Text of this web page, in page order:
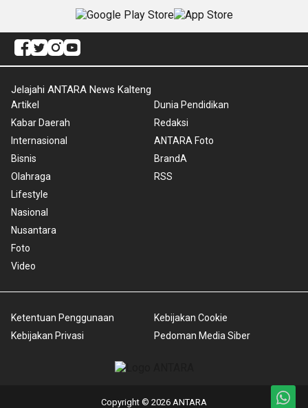
Jelajahi ANTARA News Kalteng
Artikel
Kabar Daerah
Internasional
Bisnis
Olahraga
Lifestyle
Nasional
Nusantara
Foto
Video
Dunia Pendidikan
Redaksi
ANTARA Foto
BrandA
RSS
Ketentuan Penggunaan
Kebijakan Privasi
Kebijakan Cookie
Pedoman Media Siber
Copyright © 2026 ANTARA